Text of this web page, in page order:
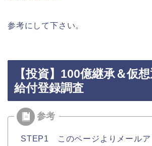
参考にして下さい。
【投資】100億継承＆仮
給付登録調査
STEP1 このページよりメールア